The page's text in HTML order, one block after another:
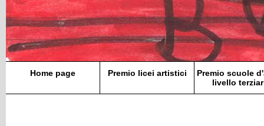
Home page Premio licei artistici
Premio scuole
livello